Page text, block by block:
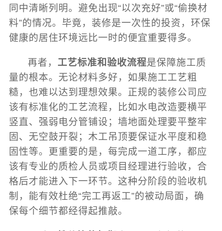
同中清晰列明。避免出现“以次充好”或“偷换材
料”的情况。毕竟，装修是一次性的投资，环保
健康的居住环境远比一时的便宜重要得多。
再者， 工艺标准和验收流程是保障施工质
量的根本。无论材料多好，如果施工工艺粗
糙，也难以达到理想效果。正规的装修公司应
该有标准化的工艺流程，比如水电改造要横平
竖直、强弱电分管铺设；墙地面处理要平整牢
固、无空鼓开裂；木工吊顶要保证水平度和稳
固性等。更重要的是，每完成一道工序，都应
该有专业的质检人员或项目经理进行验收，合
格后才能进入下一环节。这种分阶段的验收机
制，能有效杜绝“完工再返工”的被动局面，确
保每个细节都经得起推敲。